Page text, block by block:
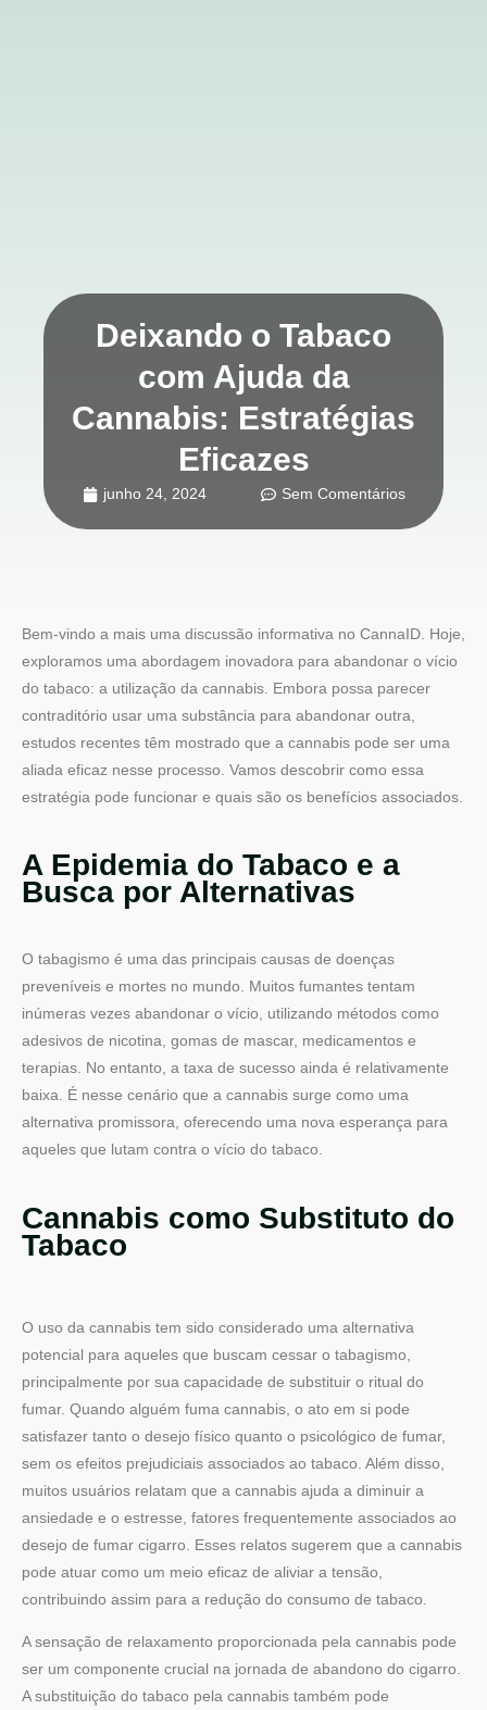
Deixando o Tabaco
com Ajuda da
Cannabis: Estratégias
Eficazes
junho 24, 2024 Sem Comentários
Bem-vindo a mais uma discussão informativa no CannaID. Hoje,
exploramos uma abordagem inovadora para abandonar o vício
do tabaco: a utilização da cannabis. Embora possa parecer
contraditório usar uma substância para abandonar outra,
estudos recentes têm mostrado que a cannabis pode ser uma
aliada eficaz nesse processo. Vamos descobrir como essa
estratégia pode funcionar e quais são os benefícios associados.
A Epidemia do Tabaco e a
Busca por Alternativas
O tabagismo é uma das principais causas de doenças
preveníveis e mortes no mundo. Muitos fumantes tentam
inúmeras vezes abandonar o vício, utilizando métodos como
adesivos de nicotina, gomas de mascar, medicamentos e
terapias. No entanto, a taxa de sucesso ainda é relativamente
baixa. É nesse cenário que a cannabis surge como uma
alternativa promissora, oferecendo uma nova esperança para
aqueles que lutam contra o vício do tabaco.
Cannabis como Substituto do
Tabaco
O uso da cannabis tem sido considerado uma alternativa
potencial para aqueles que buscam cessar o tabagismo,
principalmente por sua capacidade de substituir o ritual do
fumar. Quando alguém fuma cannabis, o ato em si pode
satisfazer tanto o desejo físico quanto o psicológico de fumar,
sem os efeitos prejudiciais associados ao tabaco. Além disso,
muitos usuários relatam que a cannabis ajuda a diminuir a
ansiedade e o estresse, fatores frequentemente associados ao
desejo de fumar cigarro. Esses relatos sugerem que a cannabis
pode atuar como um meio eficaz de aliviar a tensão,
contribuindo assim para a redução do consumo de tabaco.
A sensação de relaxamento proporcionada pela cannabis pode
ser um componente crucial na jornada de abandono do cigarro.
A substituição do tabaco pela cannabis também pode